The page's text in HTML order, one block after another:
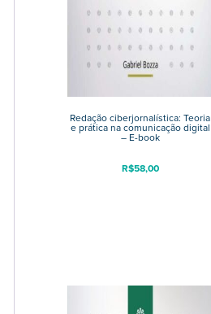
Redação ciberjornalística: Teoria
e prática na comunicação digital
– E-book
R$58,00